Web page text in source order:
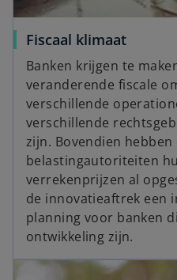
Fiscaal klimaat
Banken krijgen te
veranderende fiscale
verschillende
verschillende
zijn. Bovendien hebben
belastingautoriteiten
verrekenprijzen al
de innovatieaftrek een
planning voor banken
ontwikkeling zijn.